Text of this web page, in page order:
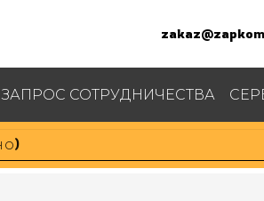
ЗАПРОС СОТРУДНИЧЕСТВА